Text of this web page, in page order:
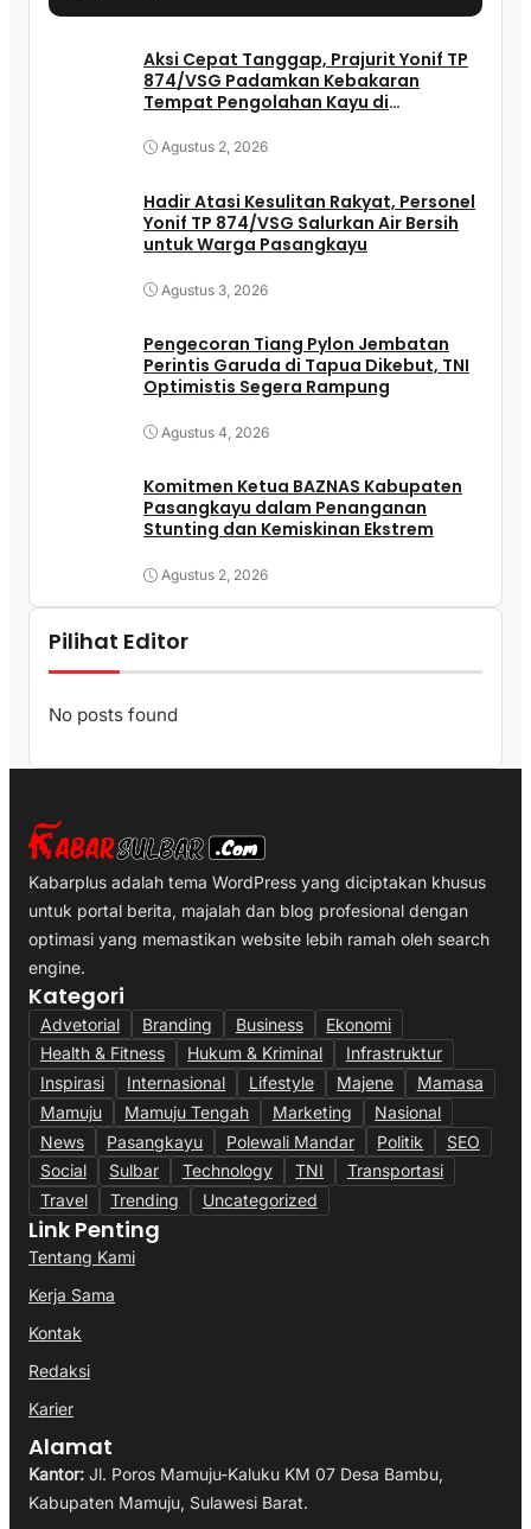
Aksi Cepat Tanggap, Prajurit Yonif TP
874/VSG Padamkan Kebakaran
Tempat Pengolahan Kayu di
Agustus 2, 2026
Hadir Atasi Kesulitan Rakyat, Personel
Yonif TP 874/VSG Salurkan Air Bersih
untuk Warga Pasangkayu
Agustus 3, 2026
Pengecoran Tiang Pylon Jembatan
Perintis Garuda di Tapua Dikebut, TNI
Optimistis Segera Rampung
Agustus 4, 2026
Komitmen Ketua BAZNAS Kabupaten
Pasangkayu dalam Penanganan
Stunting dan Kemiskinan Ekstrem
Agustus 2, 2026
Pilihat Editor
No posts found
Kabarplus adalah tema WordPress yang diciptakan khusus
untuk portal berita, majalah dan blog profesional dengan
optimasi yang memastikan website lebih ramah oleh search
engine.
Kategori
Advetorial Branding Business
Ekonomi
Health & Fitness
Hukum & Kriminal
Infrastruktur
Inspirasi
Internasional Lifestyle Majene
Mamasa
Mamuju
Mamuju Tengah Marketing
Nasional
News
Pasangkayu Polewali Mandar Politik
SEO
Social
Sulbar Technology TNI
Transportasi
Travel
Trending Uncategorized
Link Penting
Tentang Kami
Kerja Sama
Kontak
Redaksi
Karier
Alamat
Kantor: Jl. Poros Mamuju-Kaluku KM 07 Desa Bambu,
Kabupaten Mamuju, Sulawesi Barat.